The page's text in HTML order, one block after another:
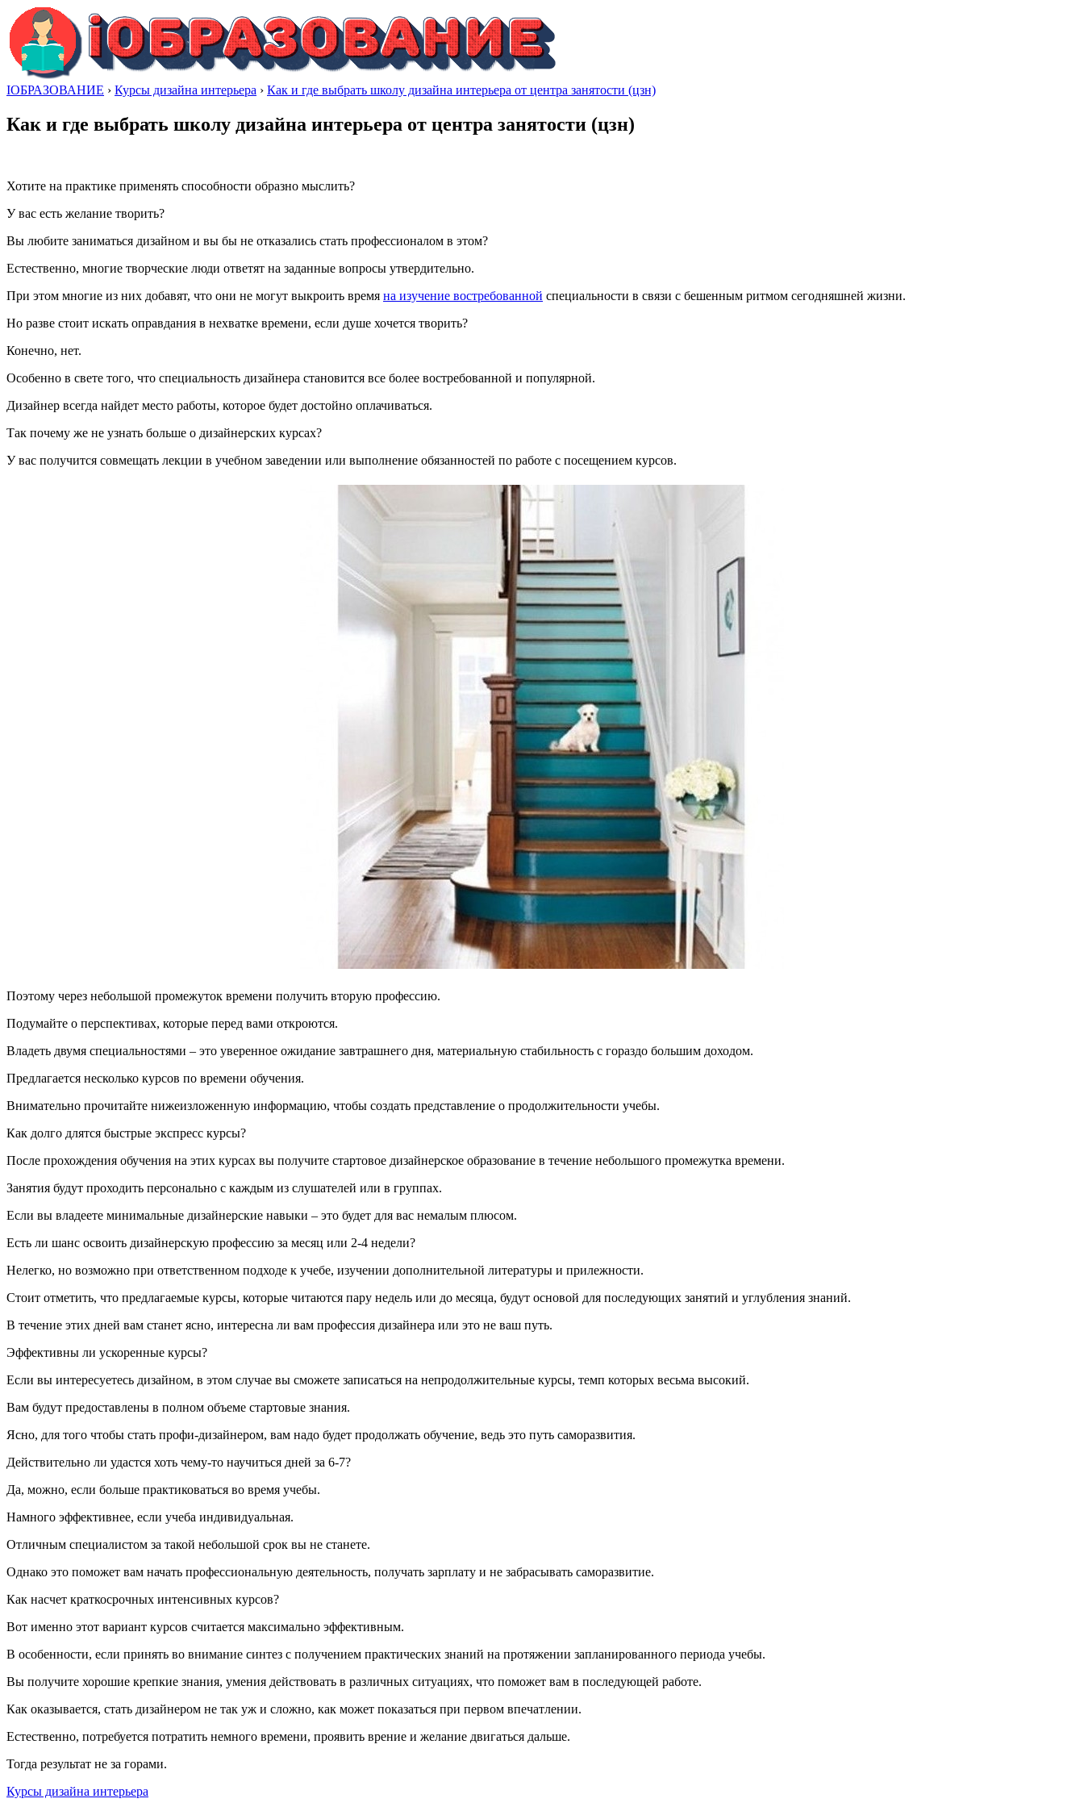
IОБРАЗОВАНИЕ › Курсы дизайна интерьера › Как и где выбрать школу дизайна интерьера от центра занятости (цзн)
Как и где выбрать школу дизайна интерьера от центра занятости (цзн)
Хотите на практике применять способности образно мыслить?
У вас есть желание творить?
Вы любите заниматься дизайном и вы бы не отказались стать профессионалом в этом?
Естественно, многие творческие люди ответят на заданные вопросы утвердительно.
При этом многие из них добавят, что они не могут выкроить время на изучение востребованной специальности в связи с бешенным ритмом сегодняшней жизни.
Но разве стоит искать оправдания в нехватке времени, если душе хочется творить?
Конечно, нет.
Особенно в свете того, что специальность дизайнера становится все более востребованной и популярной.
Дизайнер всегда найдет место работы, которое будет достойно оплачиваться.
Так почему же не узнать больше о дизайнерских курсах?
У вас получится совмещать лекции в учебном заведении или выполнение обязанностей по работе с посещением курсов.
Поэтому через небольшой промежуток времени получить вторую профессию.
Подумайте о перспективах, которые перед вами откроются.
Владеть двумя специальностями – это уверенное ожидание завтрашнего дня, материальную стабильность с гораздо большим доходом.
Предлагается несколько курсов по времени обучения.
Внимательно прочитайте нижеизложенную информацию, чтобы создать представление о продолжительности учебы.
Как долго длятся быстрые экспресс курсы?
После прохождения обучения на этих курсах вы получите стартовое дизайнерское образование в течение небольшого промежутка времени.
Занятия будут проходить персонально с каждым из слушателей или в группах.
Если вы владеете минимальные дизайнерские навыки – это будет для вас немалым плюсом.
Есть ли шанс освоить дизайнерскую профессию за месяц или 2-4 недели?
Нелегко, но возможно при ответственном подходе к учебе, изучении дополнительной литературы и прилежности.
Стоит отметить, что предлагаемые курсы, которые читаются пару недель или до месяца, будут основой для последующих занятий и углубления знаний.
В течение этих дней вам станет ясно, интересна ли вам профессия дизайнера или это не ваш путь.
Эффективны ли ускоренные курсы?
Если вы интересуетесь дизайном, в этом случае вы сможете записаться на непродолжительные курсы, темп которых весьма высокий.
Вам будут предоставлены в полном объеме стартовые знания.
Ясно, для того чтобы стать профи-дизайнером, вам надо будет продолжать обучение, ведь это путь саморазвития.
Действительно ли удастся хоть чему-то научиться дней за 6-7?
Да, можно, если больше практиковаться во время учебы.
Намного эффективнее, если учеба индивидуальная.
Отличным специалистом за такой небольшой срок вы не станете.
Однако это поможет вам начать профессиональную деятельность, получать зарплату и не забрасывать саморазвитие.
Как насчет краткосрочных интенсивных курсов?
Вот именно этот вариант курсов считается максимально эффективным.
В особенности, если принять во внимание синтез с получением практических знаний на протяжении запланированного периода учебы.
Вы получите хорошие крепкие знания, умения действовать в различных ситуациях, что поможет вам в последующей работе.
Как оказывается, стать дизайнером не так уж и сложно, как может показаться при первом впечатлении.
Естественно, потребуется потратить немного времени, проявить врение и желание двигаться дальше.
Тогда результат не за горами.
Курсы дизайна интерьера